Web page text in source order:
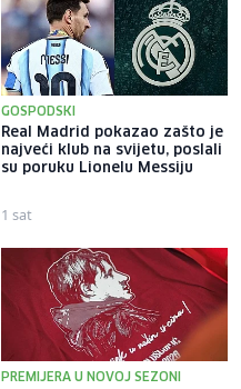
GOSPODSKI
Real Madrid pokazao zašto je
najveći klub na svijetu, poslali
su poruku Lionelu Messiju
1 sat
PREMIJERA U NOVOJ SEZONI